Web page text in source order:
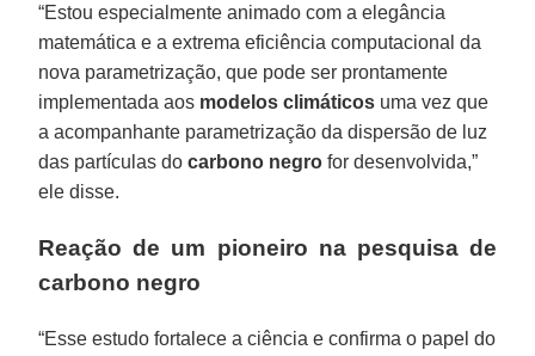
“Estou especialmente animado com a elegância
matemática e a extrema eficiência computacional da
nova parametrização, que pode ser prontamente
implementada aos modelos climáticos uma vez que
a acompanhante parametrização da dispersão de luz
das partículas docarbono negro for desenvolvida,”
ele disse.
Reação de um pioneiro na pesquisa de
carbono negro
“Esse estudo fortalece a ciência e confirma o papel do